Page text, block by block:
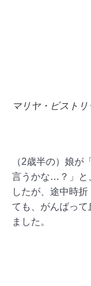
マリヤ・ビスト
（2歳半⁠の）娘が
言うかな…？」と
したが、途中時
ても、がんばっ
ました。